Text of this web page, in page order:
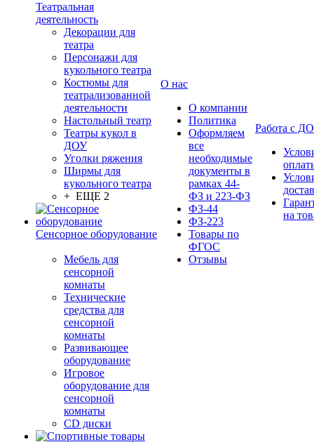
Театральная
деятельность
Декорации для
театра
Персонажи для
кукольного театра
Костюмы для
театрализованной
деятельности
Настольный театр
Театры кукол в
ДОУ
Уголки ряжения
Ширмы для
кукольного театра
+ ЕЩЕ 2
Сенсорное оборудование
Мебель для
сенсорной
комнаты
Технические
средства для
сенсорной
комнаты
Развивающее
оборудование
Игровое
оборудование для
сенсорной
комнаты
CD диски
О нас
О компании
Политика
Оформляем
все
необходимые
документы в
рамках 44-
ФЗ и 223-ФЗ
ФЗ-44
ФЗ-223
Товары по
ФГОС
Отзывы
Работа с
на